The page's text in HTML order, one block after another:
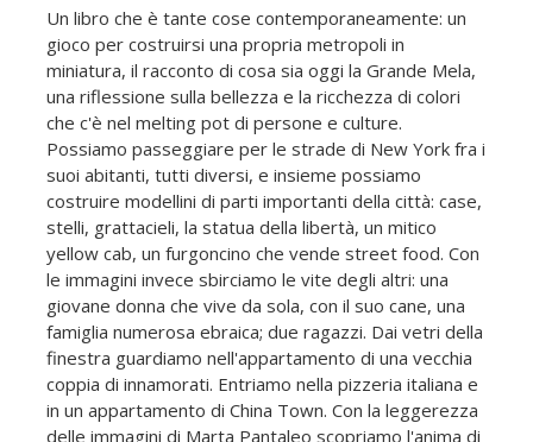
Un libro che è tante cose contemporaneamente: un
gioco per costruirsi una propria metropoli in
miniatura, il racconto di cosa sia oggi la Grande Mela,
una riflessione sulla bellezza e la ricchezza di colori
che c'è nel melting pot di persone e culture.
Possiamo passeggiare per le strade di New York fra i
suoi abitanti, tutti diversi, e insieme possiamo
costruire modellini di parti importanti della città: case,
stelli, grattacieli, la statua della libertà, un mitico
yellow cab, un furgoncino che vende street food. Con
le immagini invece sbirciamo le vite degli altri: una
giovane donna che vive da sola, con il suo cane, una
famiglia numerosa ebraica; due ragazzi. Dai vetri della
finestra guardiamo nell'appartamento di una vecchia
coppia di innamorati. Entriamo nella pizzeria italiana e
in un appartamento di China Town. Con la leggerezza
delle immagini di Marta Pantaleo scopriamo l'anima di